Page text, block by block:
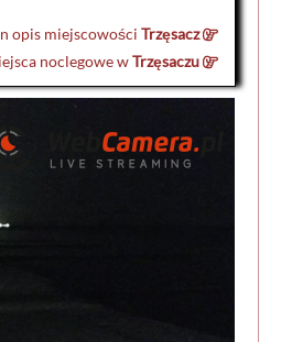
opis miejscowości Trzęsacz
noclegowe wTrzęsaczu